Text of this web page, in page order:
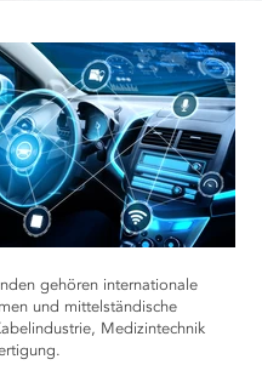
gehören internationale
und mittelständische
Medizintechnik